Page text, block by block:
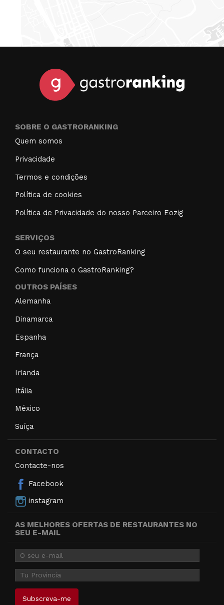
SOBRE O GASTRORANKING
Quem somos
Privacidade
Termos e condições
Política de cookies
Política de Privacidade do nosso Parceiro Eozig
SERVIÇOS
O seu restaurante no GastroRanking
Como funciona o GastroRanking?
OUTROS PAÍSES
Alemanha
Dinamarca
Espanha
França
Irlanda
Itália
México
Suíça
CONTACTO
Contacte-nos
Facebook
instagram
AS MELHORES OFERTAS DE RESTAURANTES NO
SEU E-MAIL